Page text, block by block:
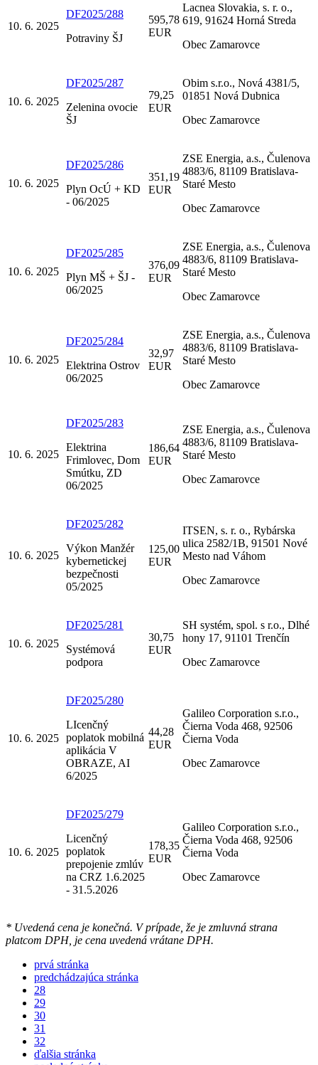
10. 6. 2025
DF2025/288
Potraviny ŠJ
595,78
EUR
Lacnea Slovakia, s. r. o.,
619, 91624 Horná Streda
Obec Zamarovce
10. 6. 2025
DF2025/287
Zelenina ovocie
ŠJ
79,25
EUR
Obim s.r.o., Nová 4381/5,
01851 Nová Dubnica
Obec Zamarovce
10. 6. 2025
DF2025/286
Plyn OcÚ + KD
- 06/2025
351,19
EUR
ZSE Energia, a.s., Čulenova
4883/6, 81109 Bratislava-
Staré Mesto
Obec Zamarovce
10. 6. 2025
DF2025/285
Plyn MŠ + ŠJ -
06/2025
376,09
EUR
ZSE Energia, a.s., Čulenova
4883/6, 81109 Bratislava-
Staré Mesto
Obec Zamarovce
10. 6. 2025
DF2025/284
Elektrina Ostrov
06/2025
32,97
EUR
ZSE Energia, a.s., Čulenova
4883/6, 81109 Bratislava-
Staré Mesto
Obec Zamarovce
10. 6. 2025
DF2025/283
Elektrina
Frimlovec, Dom
Smútku, ZD
06/2025
186,64
EUR
ZSE Energia, a.s., Čulenova
4883/6, 81109 Bratislava-
Staré Mesto
Obec Zamarovce
10. 6. 2025
DF2025/282
Výkon Manžér
kybernetickej
bezpečnosti
05/2025
125,00
EUR
ITSEN, s. r. o., Rybárska
ulica 2582/1B, 91501 Nové
Mesto nad Váhom
Obec Zamarovce
10. 6. 2025
DF2025/281
Systémová
podpora
30,75
EUR
SH systém, spol. s r.o., Dlhé
hony 17, 91101 Trenčín
Obec Zamarovce
10. 6. 2025
DF2025/280
LIcenčný
poplatok mobilná
aplikácia V
OBRAZE, AI
6/2025
44,28
EUR
Galileo Corporation s.r.o.,
Čierna Voda 468, 92506
Čierna Voda
Obec Zamarovce
10. 6. 2025
DF2025/279
Licenčný
poplatok
prepojenie zmlúv
na CRZ 1.6.2025
- 31.5.2026
178,35
EUR
Galileo Corporation s.r.o.,
Čierna Voda 468, 92506
Čierna Voda
Obec Zamarovce
* Uvedená cena je konečná. V prípade, že je zmluvná strana
platcom DPH, je cena uvedená vrátane DPH.
prvá stránka
predchádzajúca stránka
28
29
30
31
32
ďalšia stránka